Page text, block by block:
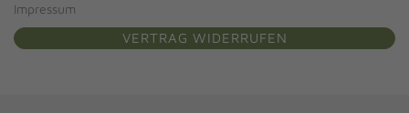
Impressum
VERTRAG WIDERRUFEN